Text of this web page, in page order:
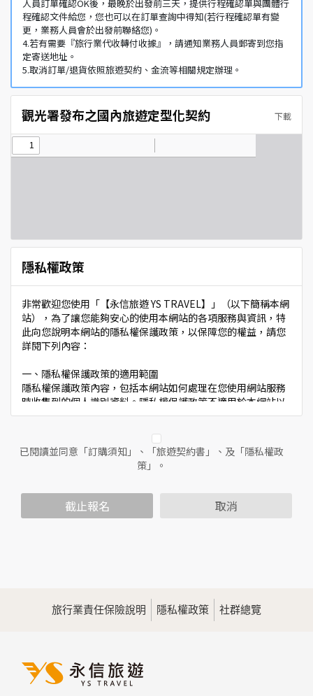
人員訂單確認OK後，最晚於出發前三天，提供行程確認單與團體行
程確認文件給您，您也可以在訂單查詢中得知(若行程確認單有變
更，業務人員會於出發前聯絡您)。
4.若有需要『旅行業代收轉付收據』，請通知業務人員郵寄到您指
定寄送地址。
5.取消訂單/退貨依照旅遊契約、金流等相關規定辦理。
觀光署發布之國內旅遊定型化契約 下載
隱私權政策
非常歡迎您使用「【永信旅遊 YS TRAVEL】」（以下簡稱本網
站），為了讓您能夠安心的使用本網站的各項服務與資訊，特
此向您說明本網站的隱私權保護政策，以保障您的權益，請您
詳閱下列內容：
一、隱私權保護政策的適用範圍
隱私權保護政策內容，包括本網站如何處理在您使用網站服務
時收集到的個人識別資料。隱私權保護政策不適用於本網站以
外的相關連結網站，也不適用於非本網站所委託或參與管理的
二、個人資料的蒐集、處理及利用方式
當您造訪本網站或使用本網站所提供之功能服務時，我們將視
範圍內處理及利用您的個人資料；非經您書面同意，本網站不
會將個人資料用於其他用途。
為提供精確的服務，我們會將收集的問卷調查內容進行統計與
分析，分析結果之統計數據或說明文字呈現，除供內部研究
三、資料之保護
已閱讀並同意「訂購須知」、「旅遊契約書」、及「隱私權政
策」。
截止報名 取消
旅行業責任保險說明 隱私權政策 社群總覽